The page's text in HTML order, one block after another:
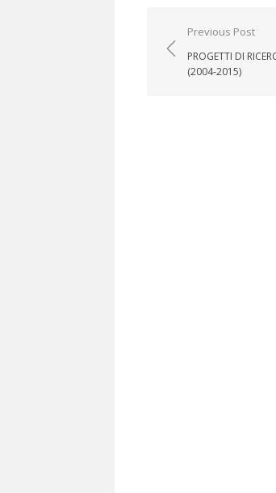
Post
Previous Post
PROGETTI DI
(2004-2015)